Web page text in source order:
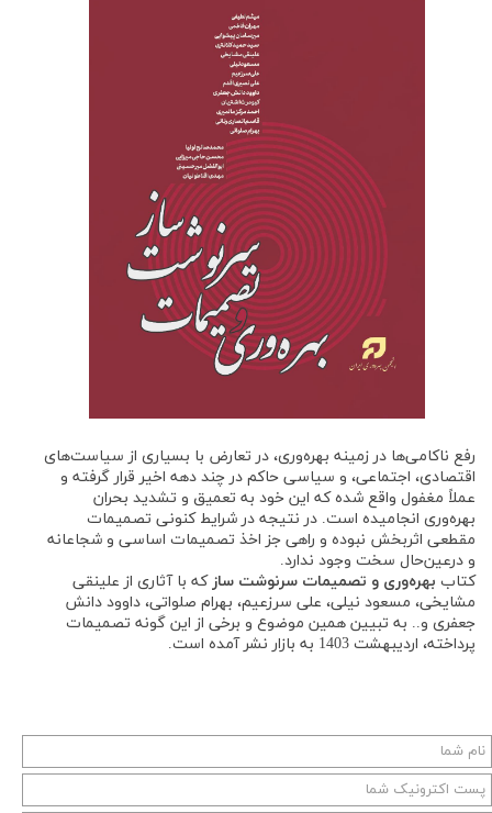
رفع ناکامی‌ها در زمینه بهره‌وری، در تعارض با بسیاری از سیاست‌های
اقتصادی، اجتماعی، و سیاسی حاکم در چند دهه اخیر قرار گرفته و
عملاً مغفول واقع شده که این خود به تعمیق و تشدید بحران
بهره‌وری انجامیده است. در نتیجه در شرایط کنونی تصمیمات
مقطعی اثربخش نبوده و راهی جز اخذ تصمیمات اساسی و شجاعانه
و درعین‌حال سخت وجود ندارد.
کتاب بهره‌وری و تصمیمات سرنوشت ساز که با آثاری از علینقی
مشایخی، مسعود نیلی، علی سرزعیم، بهرام صلواتی، داوود دانش
جعفری و.. به تبیین همین موضوع و برخی از این گونه تصمیمات
پرداخته، اردیبهشت 1403 به بازار نشر آمده است.